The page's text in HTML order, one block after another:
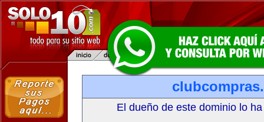
El dueño de este dominio lo